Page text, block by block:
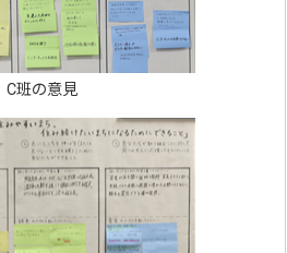
C班の意見